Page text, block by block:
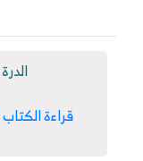
قراءة الكتاب